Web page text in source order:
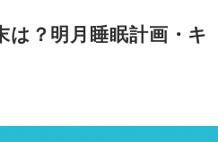
？明月睡眠計画・キ